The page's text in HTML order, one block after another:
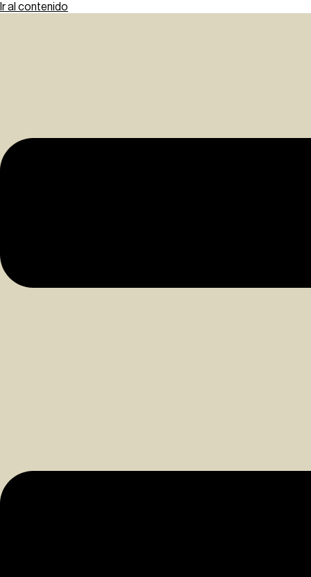
Ir al contenido